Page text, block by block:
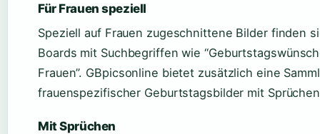
Für Frauen speziell
Speziell auf Frauen zugeschnittene Bilder finden
Boards mit Suchbegriffen wie
Frauen”. GBpicsonline bietet zusätzlich eine
frauenspezifischer Geburtstagsbilder mit
Mit Sprüchen